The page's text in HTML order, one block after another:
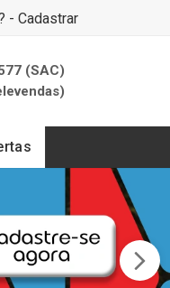
- Cadastrar
(SAC)